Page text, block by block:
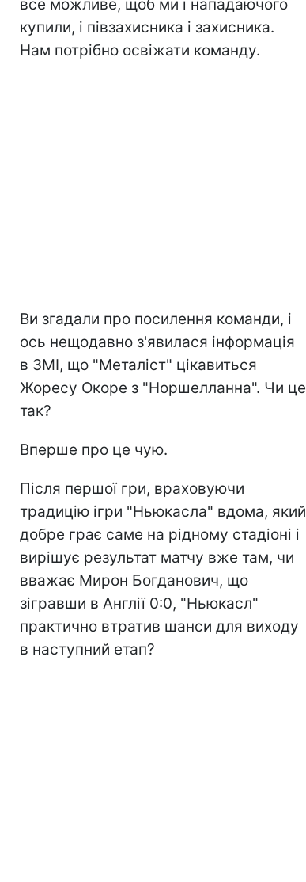
все можливе, щоб ми і нападаючого
купили, і півзахисника і захисника.
Нам потрібно освіжати команду.
Ви згадали про посилення команди, і
ось нещодавно з'явилася інформація
в ЗМІ, що "Металіст" цікавиться
Жоресу Окоре з "Норшелланна". Чи це
так?
Вперше про це чую.
Після першої гри, враховуючи
традицію ігри "Ньюкасла" вдома, який
добре грає саме на рідному стадіоні і
вирішує результат матчу вже там, чи
вважає Мирон Богданович, що
зігравши в Англії 0:0, "Ньюкасл"
практично втратив шанси для виходу
в наступний етап?